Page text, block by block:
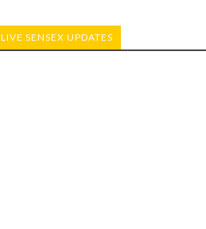
LIVE SENSEX UPDATES